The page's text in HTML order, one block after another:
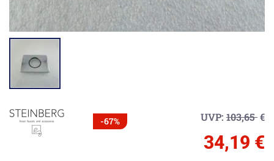
-67% UVP: 103,65€
34,19 €